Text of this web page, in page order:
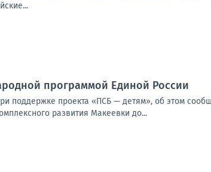
программой Единой России
поддержке проекта «ПСБ — детям», об этом
развития Макеевки до...